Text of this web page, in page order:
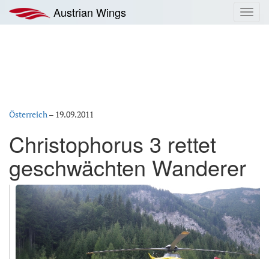
Inhalt
springen
Austrian Wings
Österreich– 19.09.2011
Christophorus 3 rettet
geschwächten Wanderer